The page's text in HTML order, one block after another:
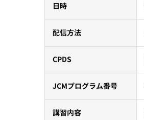
日時
配信方法
CPDS
JCMプログラム番号
講習内容